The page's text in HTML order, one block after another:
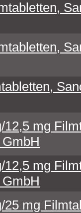
12,5 mg
12,5 mg
25 mg